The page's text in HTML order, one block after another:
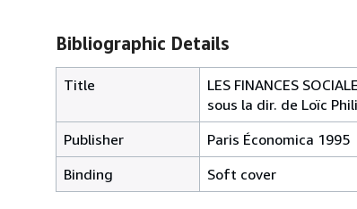
Bibliographic Details
Title
LES FINANCES
sous la dir. de Loïc
Publisher
Paris Économica 1995
Binding
Soft cover